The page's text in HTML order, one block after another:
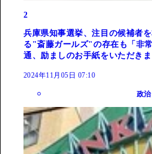
2
兵庫県知事選挙、注目の候補者
る"斎藤ガールズ"の存在も「非
通、励ましのお手紙をいただきま
2024年11月05日 07:10
政